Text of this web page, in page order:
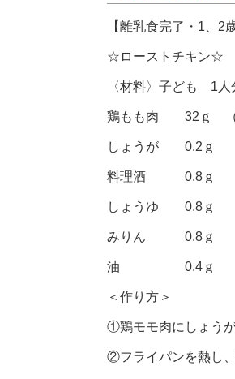
【離乳食完了・1、2
☆ローストチキン☆
〈材料〉子ども 1人
鶏もも肉 32ｇ （
しょうが 0.2ｇ
料理酒 0.8ｇ
しょうゆ 0.8ｇ
みりん 0.8ｇ
油 0.4ｇ
＜作り方＞
①鶏モモ肉にしょう
②フライパンを熱し